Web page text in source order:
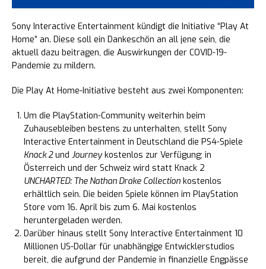
Sony Interactive Entertainment kündigt die Initiative “Play At
Home” an. Diese soll ein Dankeschön an all jene sein, die
aktuell dazu beitragen, die Auswirkungen der COVID-19-
Pandemie zu mildern.
Die Play At Home-Initiative besteht aus zwei Komponenten:
Um die PlayStation-Community weiterhin beim
Zuhausebleiben bestens zu unterhalten, stellt Sony
Interactive Entertainment in Deutschland die PS4-Spiele
Knack 2und Journey kostenlos zur Verfügung; in
Österreich und der Schweiz wird statt Knack 2
UNCHARTED: The Nathan Drake Collection kostenlos
erhältlich sein. Die beiden Spiele können im PlayStation
Store vom 16. April bis zum 6. Mai kostenlos
heruntergeladen werden.
Darüber hinaus stellt Sony Interactive Entertainment 10
Millionen US-Dollar für unabhängige Entwicklerstudios
bereit, die aufgrund der Pandemie in finanzielle Engpässe